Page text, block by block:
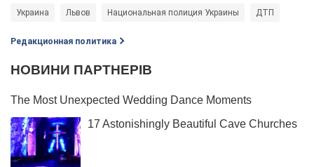
Украина Львов Национальная полиция Украины ДТП
Редакционная политика